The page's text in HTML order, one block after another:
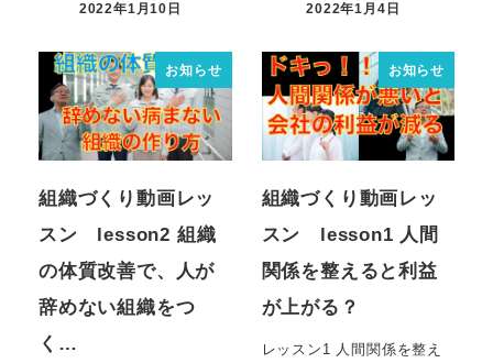
2022年1月10日
2022年1月4日
お知らせ
組織づくり動画レッ
スン lesson2 組織
の体質改善で、人が
辞めない組織をつ
く…
お知らせ
組織づくり動画レッ
スン lesson1 人間
関係を整えると利益
が上がる？
レッスン1 人間関係を整え